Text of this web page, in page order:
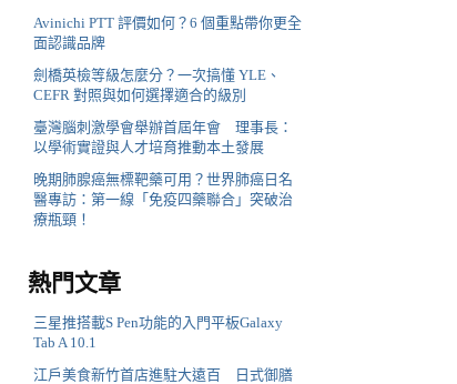
Avinichi PTT 評價如何？6 個重點帶你更全
面認識品牌
劍橋英檢等級怎麼分？一次搞懂 YLE、
CEFR 對照與如何選擇適合的級別
臺灣腦刺激學會舉辦首屆年會 理事長：
以學術實證與人才培育推動本土發展
晚期肺腺癌無標靶藥可用？世界肺癌日名
醫專訪：第一線「免疫四藥聯合」突破治
療瓶頸！
熱門文章
三星推搭載S Pen功能的入門平板Galaxy
Tab A 10.1
江戶美食新竹首店進駐大遠百 日式御膳